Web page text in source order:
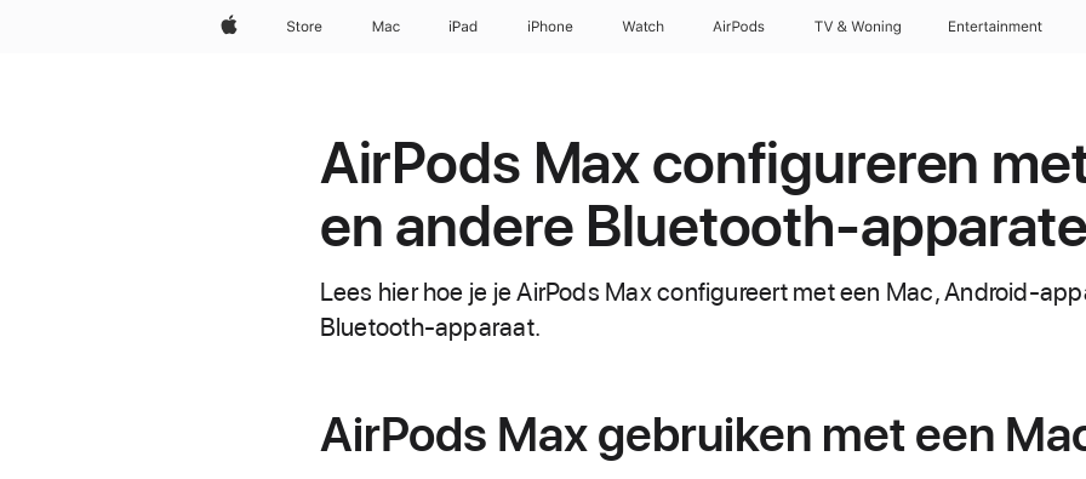
AppleStore Mac iPad iPhone Watch AirPods TV & Woning Entertainment
AirPods Max configureren
en andere Bluetooth-
Lees hier hoe je je AirPods Max configureert met een Mac, Android-
Bluetooth-apparaat.
AirPods Max gebruiken met een